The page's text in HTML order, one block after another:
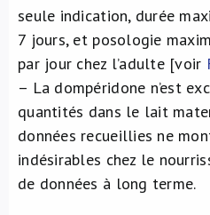
seule indication, durée
7 jours, et posologie
par jour chez l’adulte [voir
– La dompéridone n’est
quantités dans le lait
données recueillies ne
indésirables chez le
de données à long terme.